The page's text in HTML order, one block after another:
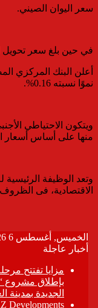
سعر اليوان الصيني.
في حين بلغ سعر تحويل اليوان الصيني،
نموًا نسبته 0.16%.
ويتكون الاحتياطي
منها على أساس أسعار
وتعد الوظيفة الرئيسية
الاقتصادية، فى الظروف